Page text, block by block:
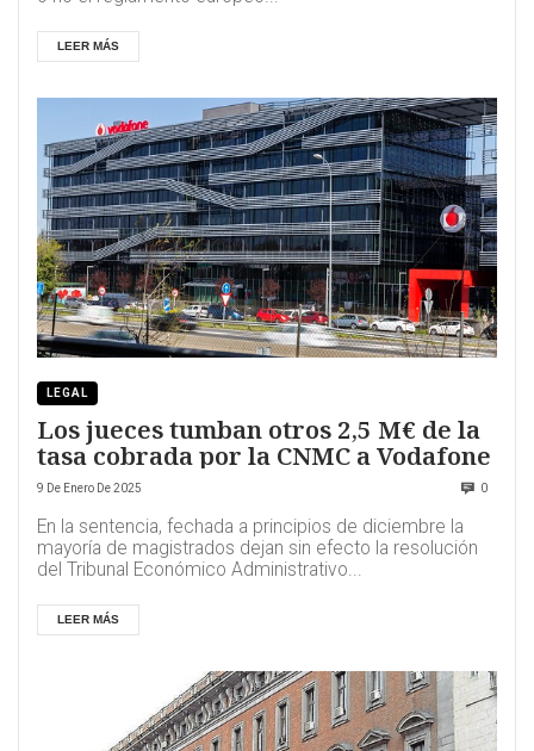
LEER MÁS
LEGAL
Los jueces tumban otros 2,5 M€ de la
tasa cobrada por la CNMC a Vodafone
9 De Enero De 2025 0
En la sentencia, fechada a principios de diciembre la
mayoría de magistrados dejan sin efecto la resolución
del Tribunal Económico Administrativo...
LEER MÁS